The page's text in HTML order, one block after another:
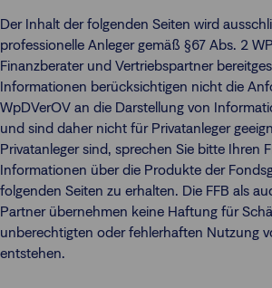
Der Inhalt der folgenden Seiten wird
professionelle Anleger gemäß §67 Abs. 2
Finanzberater und Vertriebspartner
Informationen berücksichtigen nicht die
WpDVerOV an die Darstellung von
und sind daher nicht für Privatanleger
Privatanleger sind, sprechen Sie bitte Ihren
Informationen über die Produkte der
folgenden Seiten zu erhalten. Die FFB als
Partner übernehmen keine Haftung für
unberechtigten oder fehlerhaften Nutzung
entstehen.